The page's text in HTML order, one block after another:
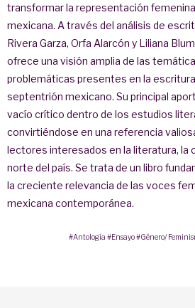
transformar la representación
mexicana. A través del análisis de
Rivera Garza, Orfa Alarcón y Liliana
ofrece una visión amplia de las
problemáticas presentes en la
septentrión mexicano. Su principal
vacío crítico dentro de los estudios
convirtiéndose en una referencia
lectores interesados en la literatura, la
norte del país. Se trata de un libro
la creciente relevancia de las voces
mexicana contemporánea.
#Antología #Ensayo #Género/